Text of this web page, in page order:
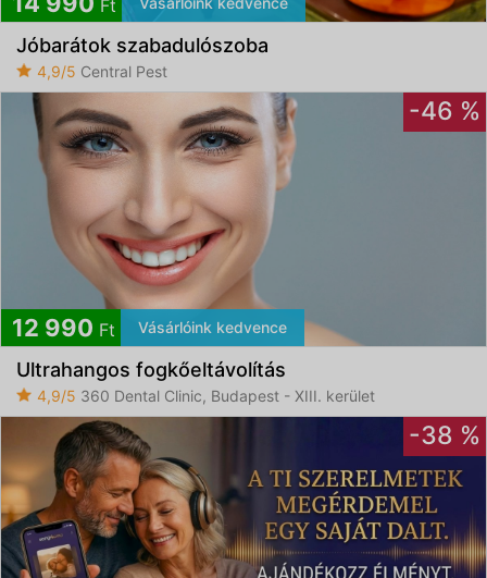
Ft
Jóbarátok szabadulószoba
4,9/5 Central Pest
-46 %
12 990 Ft Vásárlóink kedvence
Ultrahangos fogkőeltávolítás
4,9/5 360 Dental Clinic, Budapest - XIII. kerület
-38 %